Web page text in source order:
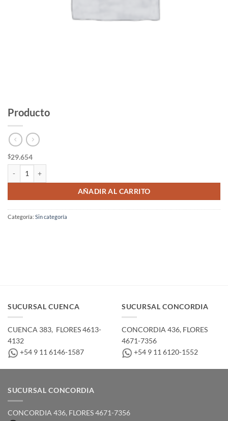
Producto
$29.654
AÑADIR AL CARRITO
Categoría: Sin categoría
SUCURSAL CUENCA
CUENCA 383, ­ FLORES 4613-
4132
+54 9 11 6146-1587
SUCURSAL CONCORDIA
CONCORDIA 436,­ FLORES
4671-7356
+54 9 11 6120-1552
SUCURSAL CONCORDIA
CONCORDIA 436,­ FLORES 4671-7356